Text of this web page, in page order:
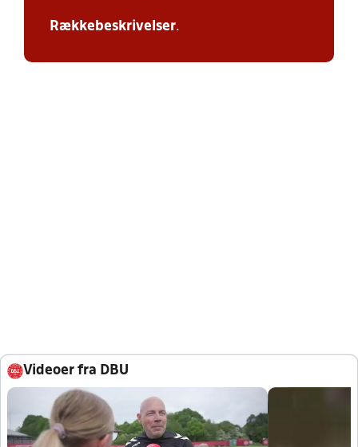
Rækkebeskrivelser.
Videoer fra DBU